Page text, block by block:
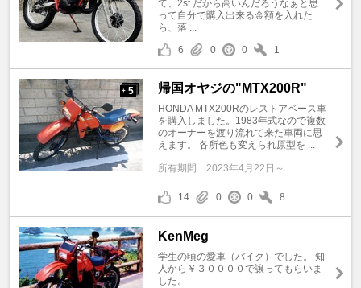
て、2st だから高いんだろうなぁと思
って自分で購入出来る金額を入れた
ら、落 ...
6
0 0 1
+ 5 帰国オヤジの"MTX200R"
HONDA MTX200Rのレストアベース車
を購入しました。1983年式なので複数
のオーナーを渡り流れて来た車両に思
えます。 各所色も変えられ原型を ...
所有期間 2023年4月22日～
14 0 0 8
KenMeg
学生の頃の愛車（バイク）でした。 知
人から￥３００００で譲ってもらいま
した。